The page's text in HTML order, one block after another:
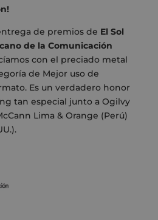
de premios de El Sol
de la Comunicación
con el preciado metal
de Mejor uso de
Es un verdadero honor
tan especial junto a Ogilvy
Lima & Orange (Perú)